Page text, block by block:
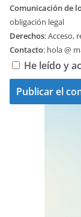
Comunicación de
obligación legal
Derechos: Acceso,
Contacto: hola @
He leído y